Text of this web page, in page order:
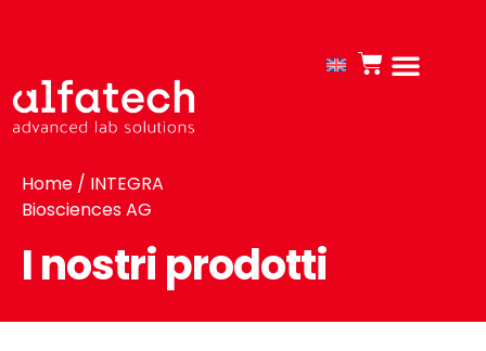
Home / INTEGRA
Biosciences AG
I nostri prodotti